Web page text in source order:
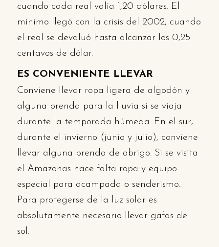
cuando cada real valía 1,20 dólares. El
mínimo llegó con la crisis del 2002, cuando
el real se devaluó hasta alcanzar los 0,25
centavos de dólar.
ES CONVENIENTE LLEVAR
Conviene llevar ropa ligera de algodón y
alguna prenda para la lluvia si se viaja
durante la temporada húmeda. En el sur,
durante el invierno (junio y julio), conviene
llevar alguna prenda de abrigo. Si se visita
el Amazonas hace falta ropa y equipo
especial para acampada o senderismo.
Para protegerse de la luz solar es
absolutamente necesario llevar gafas de
sol.